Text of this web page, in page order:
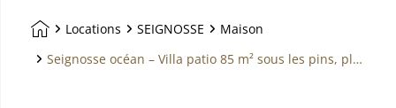
Aller sur la page d'accueil
Locations SEIGNOSSE
Maison
Seignosse océan – Villa patio 85 m² sous les pins, plage & commerces à pied